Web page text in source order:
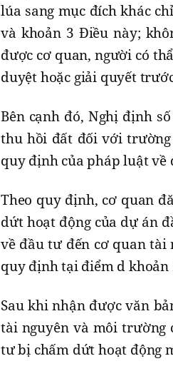
lúa sang mục đích khác
và khoản 3 Điều này;
được cơ quan, người có
duyệt hoặc giải quyết
Bên cạnh đó, Nghị định
thu hồi đất đối với
quy định của pháp luật về
Theo quy định, cơ quan
dứt hoạt động của dự án
về đầu tư đến cơ quan
quy định tại điểm d
Sau khi nhận được văn
tài nguyên và môi trường
tư bị chấm dứt hoạt động